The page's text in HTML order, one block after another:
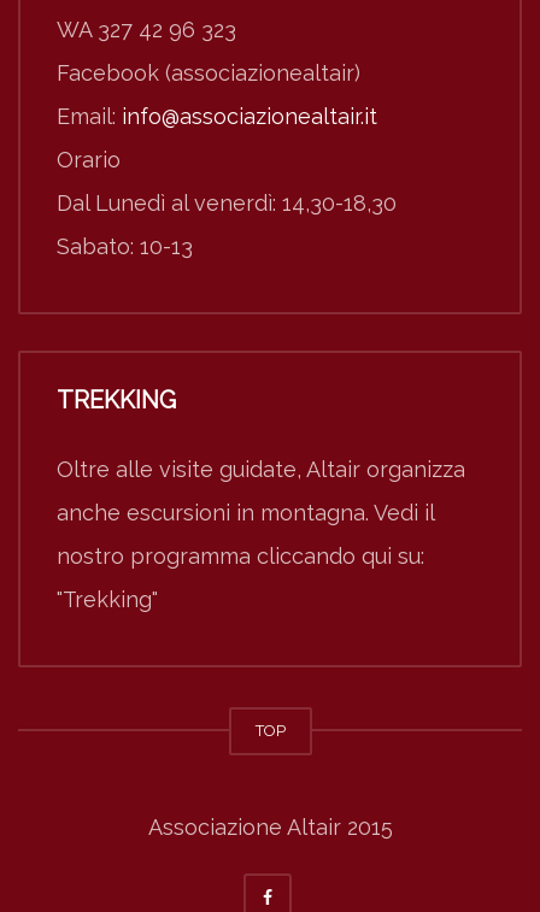
WA 327 42 96 323
Facebook (associazionealtair)
Email: info@associazionealtair.it
Orario
Dal Lunedì al venerdì: 14,30-18,30
Sabato: 10-13
TREKKING
Oltre alle visite guidate, Altair organizza
anche escursioni in montagna. Vedi il
nostro programma cliccando qui su:
"Trekking"
TOP
Associazione Altair 2015